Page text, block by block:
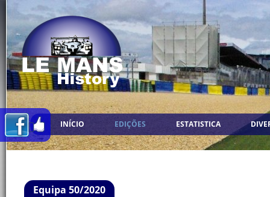
INÍCIO EDIÇÕES ESTATISTICA
Equipa 50/2020